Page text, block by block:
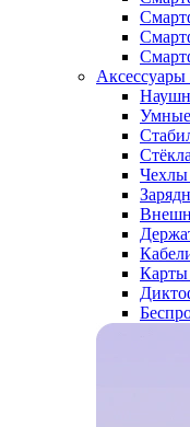
Умные
Чехлы
Карты